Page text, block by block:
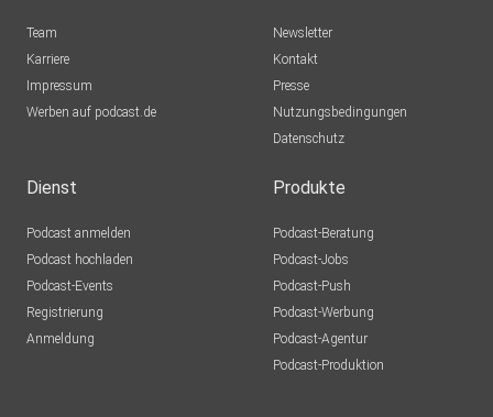
Team
Karriere
Impressum
Werben auf podcast.de
Newsletter
Kontakt
Presse
Nutzungsbedingungen
Datenschutz
Dienst
Podcast anmelden
Podcast hochladen
Podcast-Events
Registrierung
Anmeldung
Produkte
Podcast-Beratung
Podcast-Jobs
Podcast-Push
Podcast-Werbung
Podcast-Agentur
Podcast-Produktion